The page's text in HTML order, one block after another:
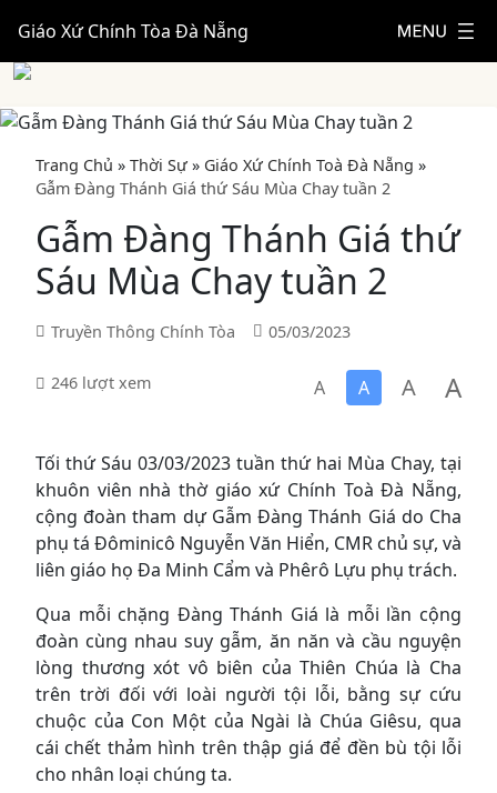
Giáo Xứ Chính Tòa Đà Nẵng
Trang Chủ » Thời Sự » Giáo Xứ Chính Toà Đà Nẵng »
Gẫm Đàng Thánh Giá thứ Sáu Mùa Chay tuần 2
Gẫm Đàng Thánh Giá thứ
Sáu Mùa Chay tuần 2
Truyền Thông Chính Tòa 05/03/2023
246 lượt xem A A A A
Tối thứ Sáu 03/03/2023 tuần thứ hai Mùa Chay, tại
khuôn viên nhà thờ giáo xứ Chính Toà Đà Nẵng,
cộng đoàn tham dự Gẫm Đàng Thánh Giá do Cha
phụ tá Đôminicô Nguyễn Văn Hiển, CMR chủ sự, và
liên giáo họ Đa Minh Cẩm và Phêrô Lựu phụ trách.
Qua mỗi chặng Đàng Thánh Giá là mỗi lần cộng
đoàn cùng nhau suy gẫm, ăn năn và cầu nguyện
lòng thương xót vô biên của Thiên Chúa là Cha
trên trời đối với loài người tội lỗi, bằng sự cứu
chuộc của Con Một của Ngài là Chúa Giêsu, qua
cái chết thảm hình trên thập giá để đền bù tội lỗi
cho nhân loại chúng ta.